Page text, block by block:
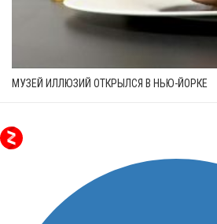
МУЗЕЙ ИЛЛЮЗИЙ ОТКРЫЛСЯ В НЬЮ-ЙОРКЕ